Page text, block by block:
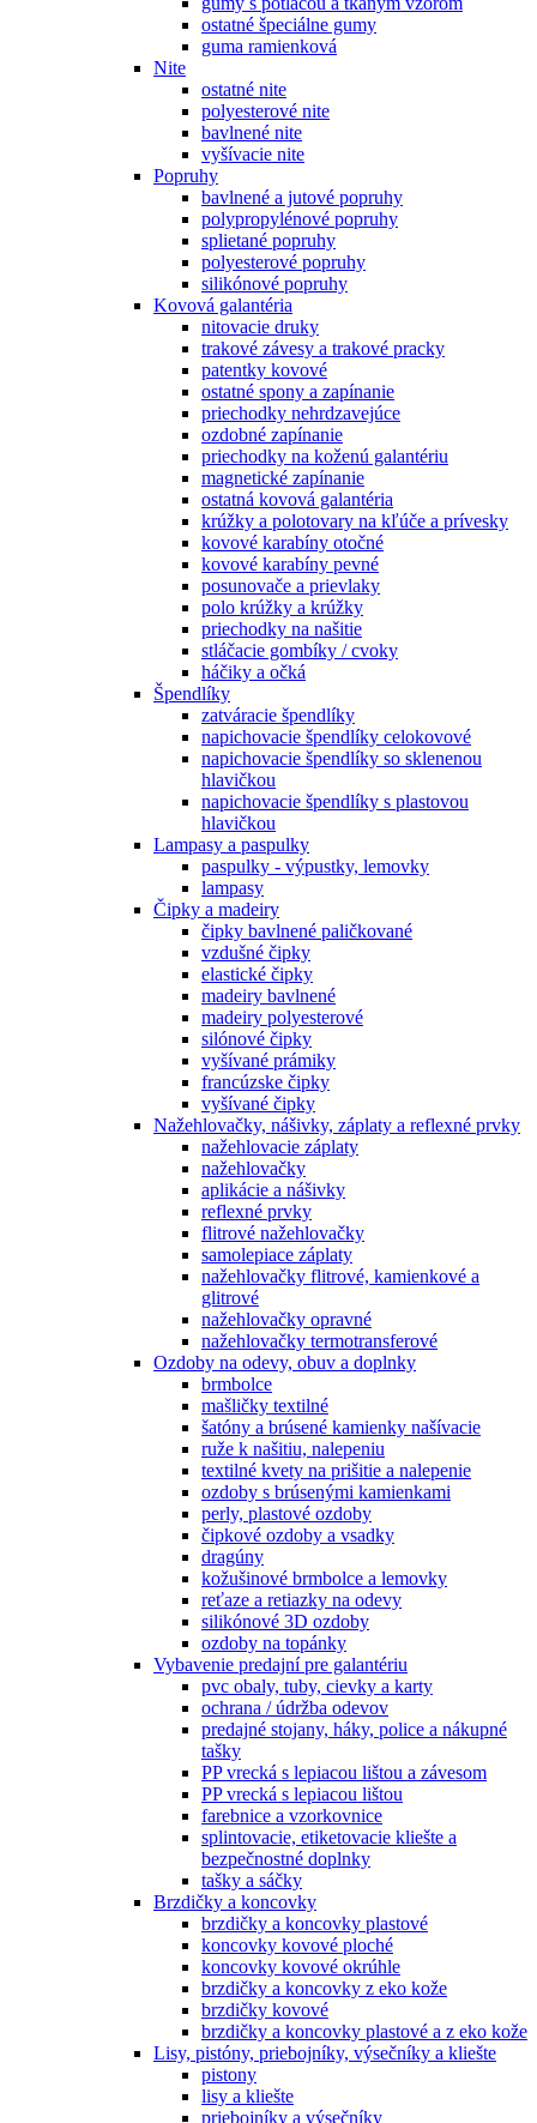
ostatné špeciálne gumy
guma ramienková
Nite
ostatné nite
polyesterové nite
bavlnené nite
vyšívacie nite
Popruhy
bavlnené a jutové popruhy
polypropylénové popruhy
splietané popruhy
polyesterové popruhy
silikónové popruhy
Kovová galantéria
nitovacie druky
trakové závesy a trakové pracky
patentky kovové
ostatné spony a zapínanie
priechodky nehrdzavejúce
ozdobné zapínanie
priechodky na koženú galantériu
magnetické zapínanie
ostatná kovová galantéria
krúžky a polotovary na kľúče a prívesky
kovové karabíny otočné
kovové karabíny pevné
posunovače a prievlaky
polo krúžky a krúžky
priechodky na našitie
stláčacie gombíky / cvoky
háčiky a očká
Špendlíky
zatváracie špendlíky
napichovacie špendlíky celokovové
napichovacie špendlíky so sklenenou
hlavičkou
napichovacie špendlíky s plastovou
hlavičkou
Lampasy a paspulky
paspulky - výpustky, lemovky
lampasy
Čipky a madeiry
čipky bavlnené paličkované
vzdušné čipky
elastické čipky
madeiry bavlnené
madeiry polyesterové
silónové čipky
vyšívané prámiky
francúzske čipky
vyšívané čipky
Nažehlovačky, nášivky, záplaty a reflexné prvky
nažehlovacie záplaty
nažehlovačky
aplikácie a nášivky
reflexné prvky
flitrové nažehlovačky
samolepiace záplaty
nažehlovačky flitrové, kamienkové a
glitrové
nažehlovačky opravné
nažehlovačky termotransferové
Ozdoby na odevy, obuv a doplnky
brmbolce
mašličky textilné
šatóny a brúsené kamienky našívacie
ruže k našitiu, nalepeniu
textilné kvety na prišitie a nalepenie
ozdoby s brúsenými kamienkami
perly, plastové ozdoby
čipkové ozdoby a vsadky
dragúny
kožušinové brmbolce a lemovky
reťaze a retiazky na odevy
silikónové 3D ozdoby
ozdoby na topánky
Vybavenie predajní pre galantériu
pvc obaly, tuby, cievky a karty
ochrana / údržba odevov
predajné stojany, háky, police a nákupné
tašky
PP vrecká s lepiacou lištou a závesom
PP vrecká s lepiacou lištou
farebnice a vzorkovnice
splintovacie, etiketovacie kliešte a
bezpečnostné doplnky
tašky a sáčky
Brzdičky a koncovky
brzdičky a koncovky plastové
koncovky kovové ploché
koncovky kovové okrúhle
brzdičky a koncovky z eko kože
brzdičky kovové
brzdičky a koncovky plastové a z eko kože
Lisy, pistóny, priebojníky, výsečníky a kliešte
pistony
lisy a kliešte
priebojníky a výsečníky